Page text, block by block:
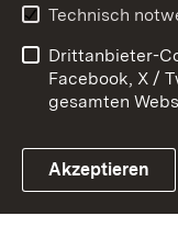
Link zum
Datenschutz
Impressum
Technisch
Drittanbieter-
Facebook, X /
gesamten
Akzeptieren